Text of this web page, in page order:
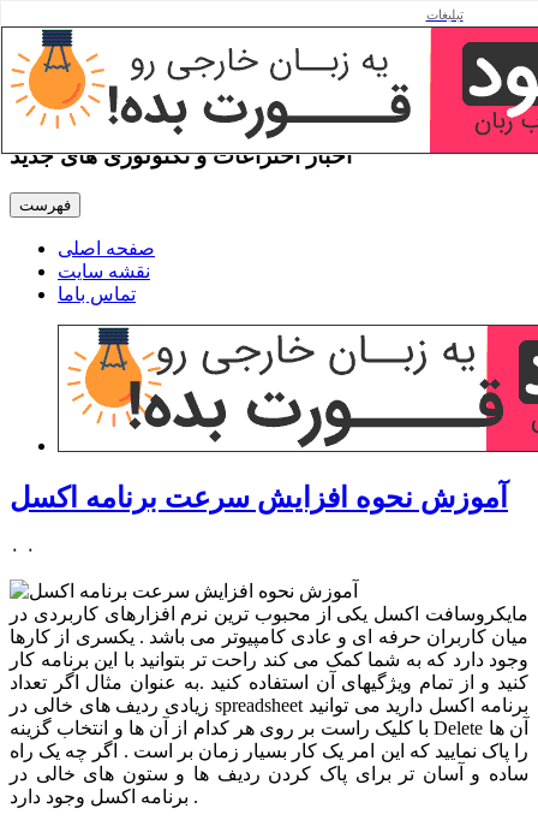
آموزش نحوه افزایش سرعت
برنامه اکسل
اخبار اختراعات و تکنولوژی های جدید
فهرست
صفحه اصلی
نقشه سایت
تماس باما
آموزش نحوه افزایش سرعت برنامه اکسل
۰ ۰
مایکروسافت اکسل یکی از محبوب ترین نرم افزارهای کاربردی در
میان کاربران حرفه ای و عادی کامپیوتر می باشد . یکسری از کارها
وجود دارد که به شما کمک می کند راحت تر بتوانید با این برنامه کار
کنید و از تمام ویژگیهای آن استفاده کنید .به عنوان مثال اگر تعداد
زیادی ردیف های خالی در spreadsheet برنامه اکسل دارید می توانید
با کلیک راست بر روی هر کدام از آن ها و انتخاب گزینه Delete آن ها
را پاک نمایید که این امر یک کار بسیار زمان بر است . اگر چه یک راه
ساده و آسان تر برای پاک کردن ردیف ها و ستون های خالی در
برنامه اکسل وجود دارد .
تبلیغات